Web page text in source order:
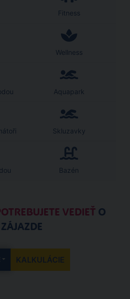
Fitness
Wellness
Aquapark
Skluzavky
Bazén
VEDIEŤ O
ZÁJAZDE
KALKULÁCIE